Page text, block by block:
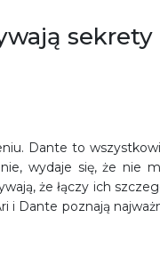
sekrety
Dante to
wydaje się, że nie
że łączy ich
i Dante poznają